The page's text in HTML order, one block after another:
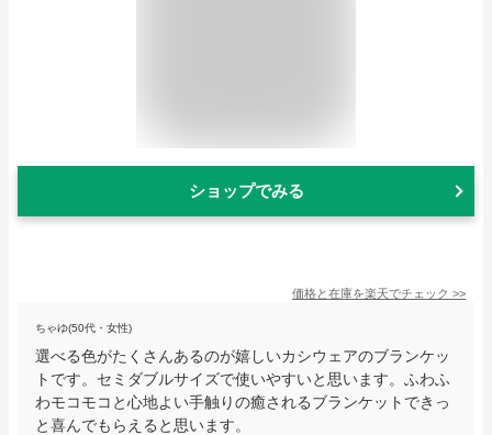
ショップでみる
価格と在庫を楽天でチェック >>
ちゃゆ(50代・女性)
選べる色がたくさんあるのが嬉しいカシウェアのブランケッ
トです。セミダブルサイズで使いやすいと思います。ふわふ
わモコモコと心地よい手触りの癒されるブランケットできっ
と喜んでもらえると思います。